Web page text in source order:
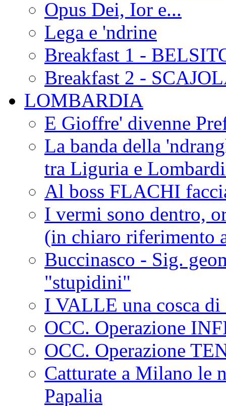
Opus Dei, Ior e...
Lega e 'ndrine
Breakfast 1 -
Breakfast 2 -
LOMBARDIA
E Gioffre' divenne
La banda della
tra Liguria e
Al boss FLACHI
I vermi sono dentro,
(in chiaro riferimento
Buccinasco - Sig.
"stupidini"
I VALLE una cosca
OCC. Operazione
OCC. Operazione
Catturate a Milano le
Papalia